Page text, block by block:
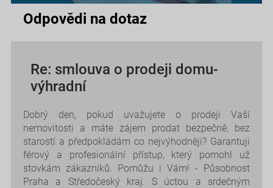
Odpovědi na dotaz
Re: smlouva o prodeji domu-
výhradní
Dobrý den, pokud uvažujete o prodeji Vaší
nemovitosti a máte zájem prodat bezpečně, bez
starostí a předpokládám co nejvýhodněji? Garantuji
férový a profesionální přístup, který pomohl už
stovkám zákazníků. Pomůžu i Vám! - Působnost
Praha a Středočeský kraj. S úctou a srdečným